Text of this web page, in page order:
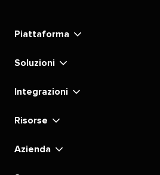
Piattaforma
Soluzioni
Integrazioni
Risorse
Azienda